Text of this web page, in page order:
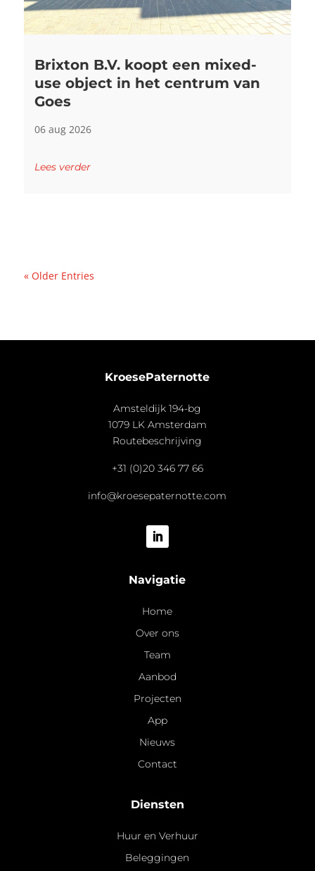
Brixton B.V. koopt een mixed-
use object in het centrum van
Goes
06 aug 2026
Lees verder
« Older Entries
KroesePaternotte
Amsteldijk 194-bg
1079 LK Amsterdam
Routebeschrijving
+31 (0)20 346 77 66
info@kroesepaternotte.com
Navigatie
Home
Over ons
Team
Aanbod
Projecten
App
Nieuws
Contact
Diensten
Huur en Verhuur
Beleggingen